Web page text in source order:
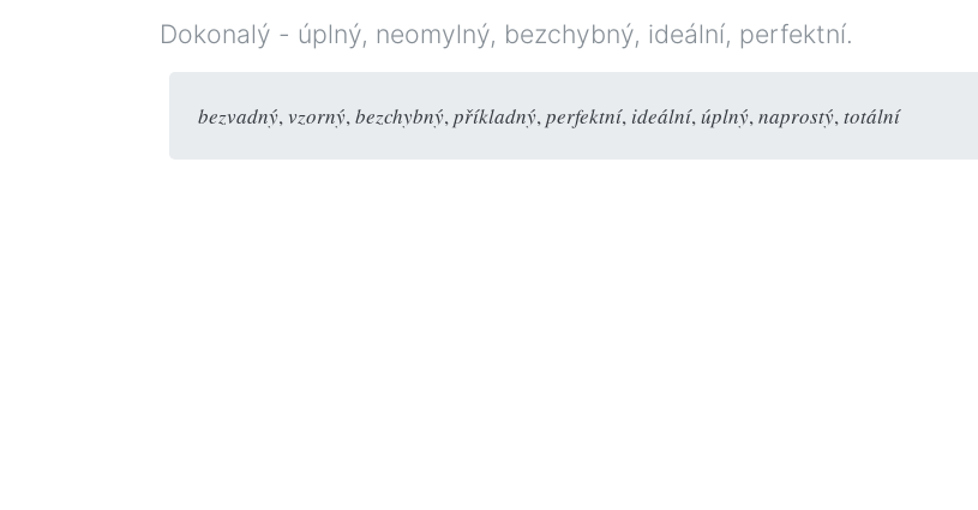
Dokonalý - úplný, neomylný, bezchybný, ideální, perfektní.
bezvadný, vzorný, bezchybný, příkladný, perfektní, ideální, úplný, naprostý, totální